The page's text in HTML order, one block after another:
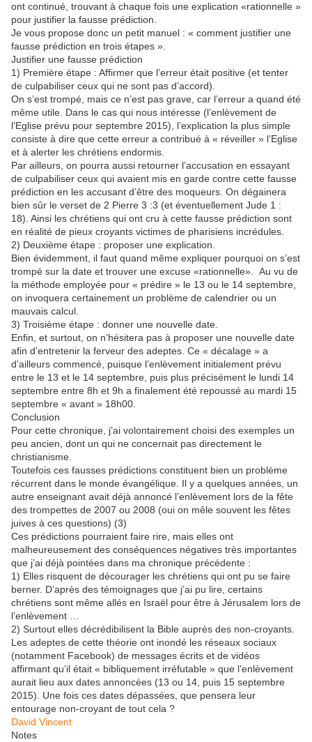
ont continué, trouvant à chaque fois une explication «rationnelle »
pour justifier la fausse prédiction.
Je vous propose donc un petit manuel : « comment justifier une
fausse prédiction en trois étapes ».
Justifier une fausse prédiction
1) Première étape : Affirmer que l’erreur était positive (et tenter
de culpabiliser ceux qui ne sont pas d’accord).
On s’est trompé, mais ce n’est pas grave, car l’erreur a quand été
même utile. Dans le cas qui nous intéresse (l’enlèvement de
l’Eglise prévu pour septembre 2015), l’explication la plus simple
consiste à dire que cette erreur a contribué à « réveiller » l’Eglise
et à alerter les chrétiens endormis.
Par ailleurs, on pourra aussi retourner l’accusation en essayant
de culpabiliser ceux qui avaient mis en garde contre cette fausse
prédiction en les accusant d’être des moqueurs. On dégainera
bien sûr le verset de 2 Pierre 3 :3 (et éventuellement Jude 1 :
18). Ainsi les chrétiens qui ont cru à cette fausse prédiction sont
en réalité de pieux croyants victimes de pharisiens incrédules.
2) Deuxième étape : proposer une explication.
Bien évidemment, il faut quand même expliquer pourquoi on s’est
trompé sur la date et trouver une excuse «rationnelle». Au vu de
la méthode employée pour « prédire » le 13 ou le 14 septembre,
on invoquera certainement un problème de calendrier ou un
mauvais calcul.
3) Troisième étape : donner une nouvelle date.
Enfin, et surtout, on n’hésitera pas à proposer une nouvelle date
afin d’entretenir la ferveur des adeptes. Ce « décalage » a
d’ailleurs commencé, puisque l’enlèvement initialement prévu
entre le 13 et le 14 septembre, puis plus précisément le lundi 14
septembre entre 8h et 9h a finalement été repoussé au mardi 15
septembre « avant » 18h00.
Conclusion
Pour cette chronique, j’ai volontairement choisi des exemples un
peu ancien, dont un qui ne concernait pas directement le
christianisme.
Toutefois ces fausses prédictions constituent bien un problème
récurrent dans le monde évangélique. Il y a quelques années, un
autre enseignant avait déjà annoncé l’enlèvement lors de la fête
des trompettes de 2007 ou 2008 (oui on mêle souvent les fêtes
juives à ces questions) (3)
Ces prédictions pourraient faire rire, mais elles ont
malheureusement des conséquences négatives très importantes
que j’ai déjà pointées dans ma chronique précédente :
1) Elles risquent de décourager les chrétiens qui ont pu se faire
berner. D’après des témoignages que j’ai pu lire, certains
chrétiens sont même allés en Israël pour être à Jérusalem lors de
l’enlèvement …
2) Surtout elles décrédibilisent la Bible auprès des non-croyants.
Les adeptes de cette théorie ont inondé les réseaux sociaux
(notamment Facebook) de messages écrits et de vidéos
affirmant qu’il était « bibliquement irréfutable » que l’enlèvement
aurait lieu aux dates annoncées (13 ou 14, puis 15 septembre
2015). Une fois ces dates dépassées, que pensera leur
entourage non-croyant de tout cela ?
David Vincent
Notes